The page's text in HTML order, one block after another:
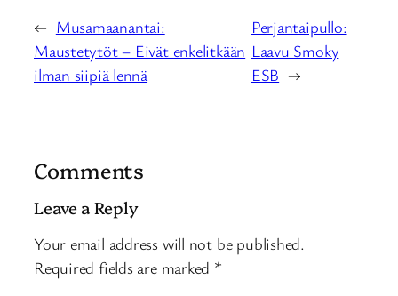
← Musamaanantai:
Maustetytöt – Eivät enkelitkään
ilman siipiä lennä
Perjantaipullo:
Laavu Smoky
ESB →
Comments
Leave a Reply
Your email address will not be published.
Required fields are marked *